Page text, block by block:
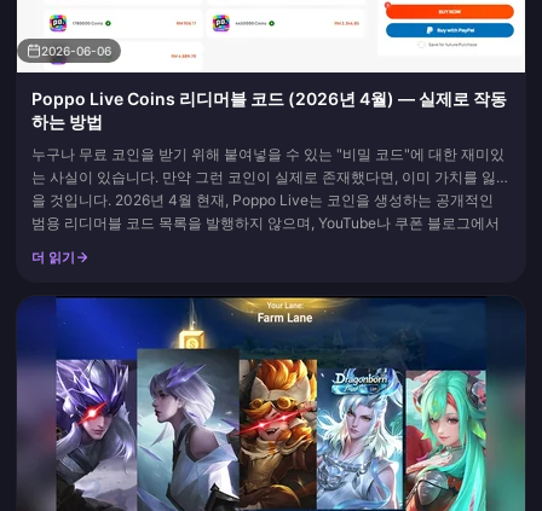
2026-06-06
Poppo Live Coins 리디머블 코드 (2026년 4월) — 실제로 작동
하는 방법
누구나 무료 코인을 받기 위해 붙여넣을 수 있는 "비밀 코드"에 대한 재미있
는 사실이 있습니다. 만약 그런 코인이 실제로 존재했다면, 이미 가치를 잃었
을 것입니다. 2026년 4월 현재, Poppo Live는 코인을 생성하는 공개적인
범용 리디머블 코드 목록을 발행하지 않으며, YouTube나 쿠폰 블로그에서
더 읽기